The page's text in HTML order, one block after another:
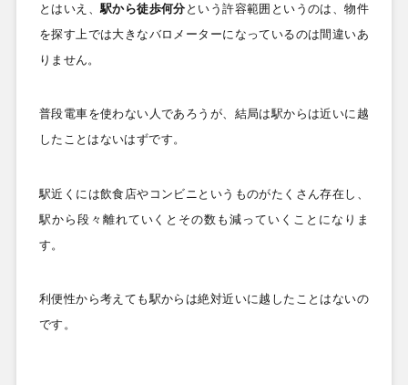
とはいえ、 駅から徒歩何分 という許容範囲というのは、物件
を探す上では大きなバロメーターになっているのは間違いあ
りません。
普段電車を使わない人であろうが、結局は駅からは近いに越
したことはないはずです。
駅近くには飲食店やコンビニというものがたくさん存在し、
駅から段々離れていくとその数も減っていくことになりま
す。
利便性から考えても駅からは絶対近いに越したことはないの
です。